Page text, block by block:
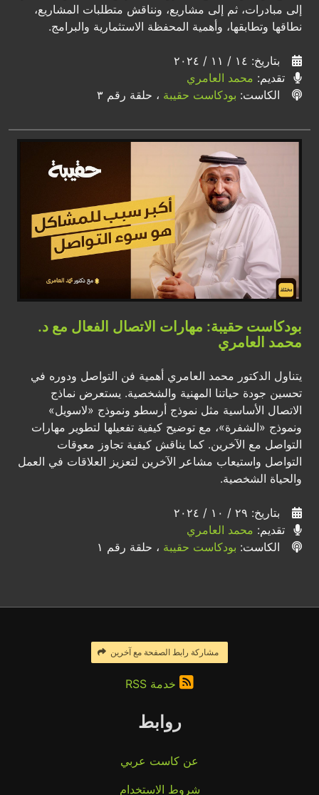
إلى مبادرات، ثم إلى مشاريع، ونناقش متطلبات المشاريع،
نطاقها وتطابقها، وأهمية المحفظة الاستثمارية والبرامج.
بتاريخ: ١٤ / ١١ / ٢٠٢٤
تقديم: محمد العامري
الكاست: بودكاست حقيبة ، حلقة رقم ٣
بودكاست حقيبة: مهارات الاتصال الفعال مع د.
محمد العامري
يتناول الدكتور محمد العامري أهمية فن التواصل ودوره في
تحسين جودة حياتنا المهنية والشخصية. يستعرض نماذج
الاتصال الأساسية مثل نموذج أرسطو ونموذج «لاسويل»
ونموذج «الشفرة»، مع توضيح كيفية تفعيلها لتطوير مهارات
التواصل مع الآخرين. كما يناقش كيفية تجاوز معوقات
التواصل واستيعاب مشاعر الآخرين لتعزيز العلاقات في العمل
والحياة الشخصية.
بتاريخ: ٢٩ / ١٠ / ٢٠٢٤
تقديم: محمد العامري
الكاست: بودكاست حقيبة ، حلقة رقم ١
مشاركة رابط الصفحة مع آخرين
خدمة RSS
روابط
عن كاست عربي
شروط الاستخدام